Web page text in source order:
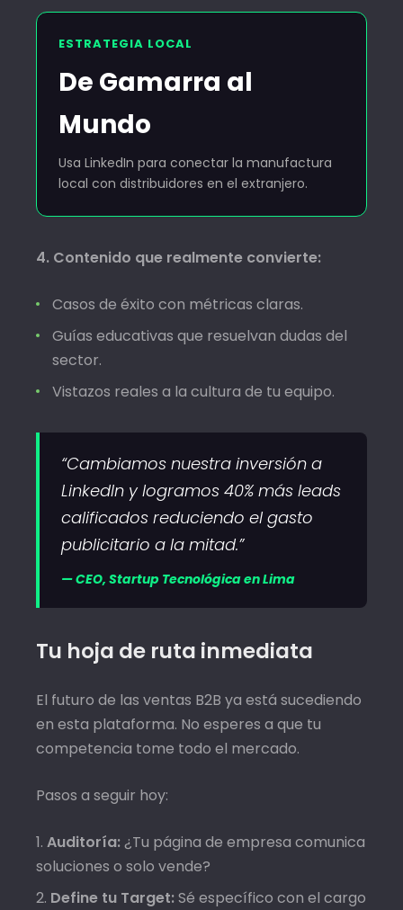
ESTRATEGIA LOCAL
De Gamarra al
Mundo
Usa LinkedIn para conectar la manufactura
local con distribuidores en el extranjero.
4. Contenido que realmente convierte:
Casos de éxito con métricas claras.
Guías educativas que resuelvan dudas del
sector.
Vistazos reales a la cultura de tu equipo.
“Cambiamos nuestra inversión a
LinkedIn y logramos 40% más leads
calificados reduciendo el gasto
publicitario a la mitad.”
— CEO, Startup Tecnológica en Lima
Tu hoja de ruta inmediata
El futuro de las ventas B2B ya está sucediendo
en esta plataforma. No esperes a que tu
competencia tome todo el mercado.
Pasos a seguir hoy:
Auditoría:¿Tu página de empresa comunica
soluciones o solo vende?
Define tu Target:Sé específico con el cargo